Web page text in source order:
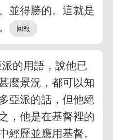
並得勝的。這就是
的用語，說他已
麼景況，都可以知
亞派的話，但他絕
，他是在基督裡的
經歷並應用基督。